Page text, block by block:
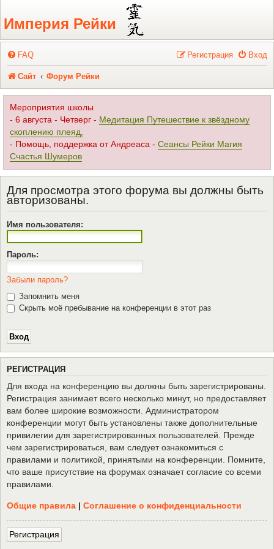
Регистрация
Империя Рейки
FAQ Вход
Регистрация
Сайт Форум Рейки
Мероприятия школы
- 6 августа - Четверг - Медитация Путешествие к звёздному
скоплению плеяд,
- Помощь, поддержка от Андреаса - Сеансы Рейки Магия
Счастья Шумеров
Для просмотра этого форума вы должны быть
авторизованы.
Имя пользователя:
Пароль:
Забыли пароль?
Запомнить меня
Скрыть моё пребывание на конференции в этот раз
РЕГИСТРАЦИЯ
Для входа на конференцию вы должны быть зарегистрированы.
Регистрация занимает всего несколько минут, но предоставляет
вам более широкие возможности. Администратором
конференции могут быть установлены также дополнительные
привилегии для зарегистрированных пользователей. Прежде
чем зарегистрироваться, вам следует ознакомиться с
правилами и политикой, принятыми на конференции. Помните,
что ваше присутствие на форумах означает согласие со всеми
правилами.
Общие правила | Соглашение о конфиденциальности
Регистрация